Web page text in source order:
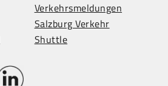
Verkehrsmeldungen
Salzburg Verkehr
Shuttle